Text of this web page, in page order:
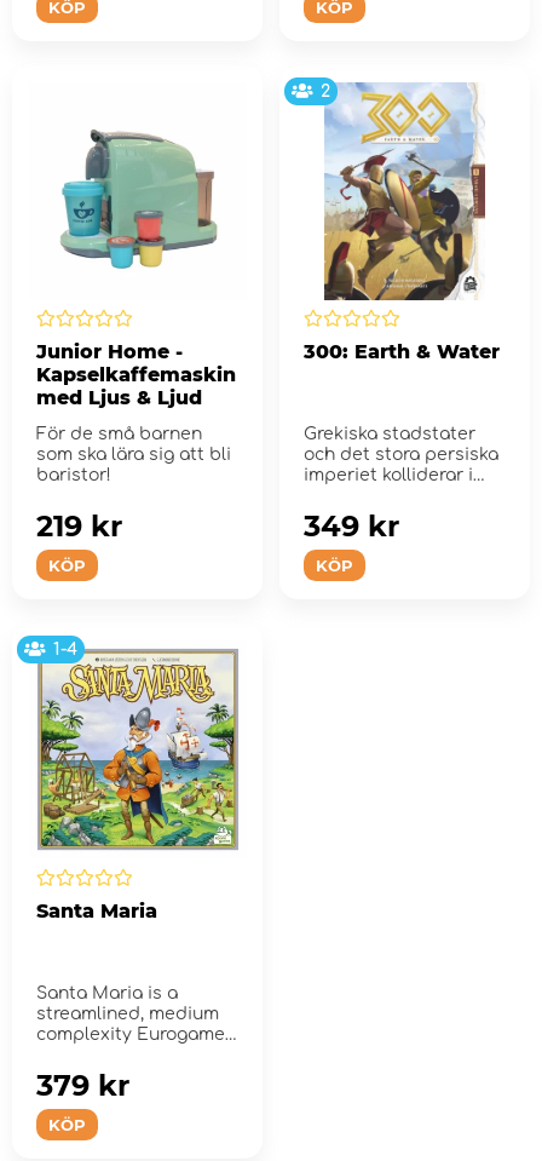
KÖP KÖP
Junior Home -
Kapselkaffemaskin
med Ljus & Ljud
För de små barnen
som ska lära sig att bli
baristor!
KÖP
219 kr
2
300: Earth & Water
Grekiska stadstater
och det stora persiska
imperiet kolliderar i
smarta ...
KÖP
349 kr
1-4
Santa Maria
Santa Maria is a
streamlined, medium
complexity Eurogame
estab...
KÖP
379 kr